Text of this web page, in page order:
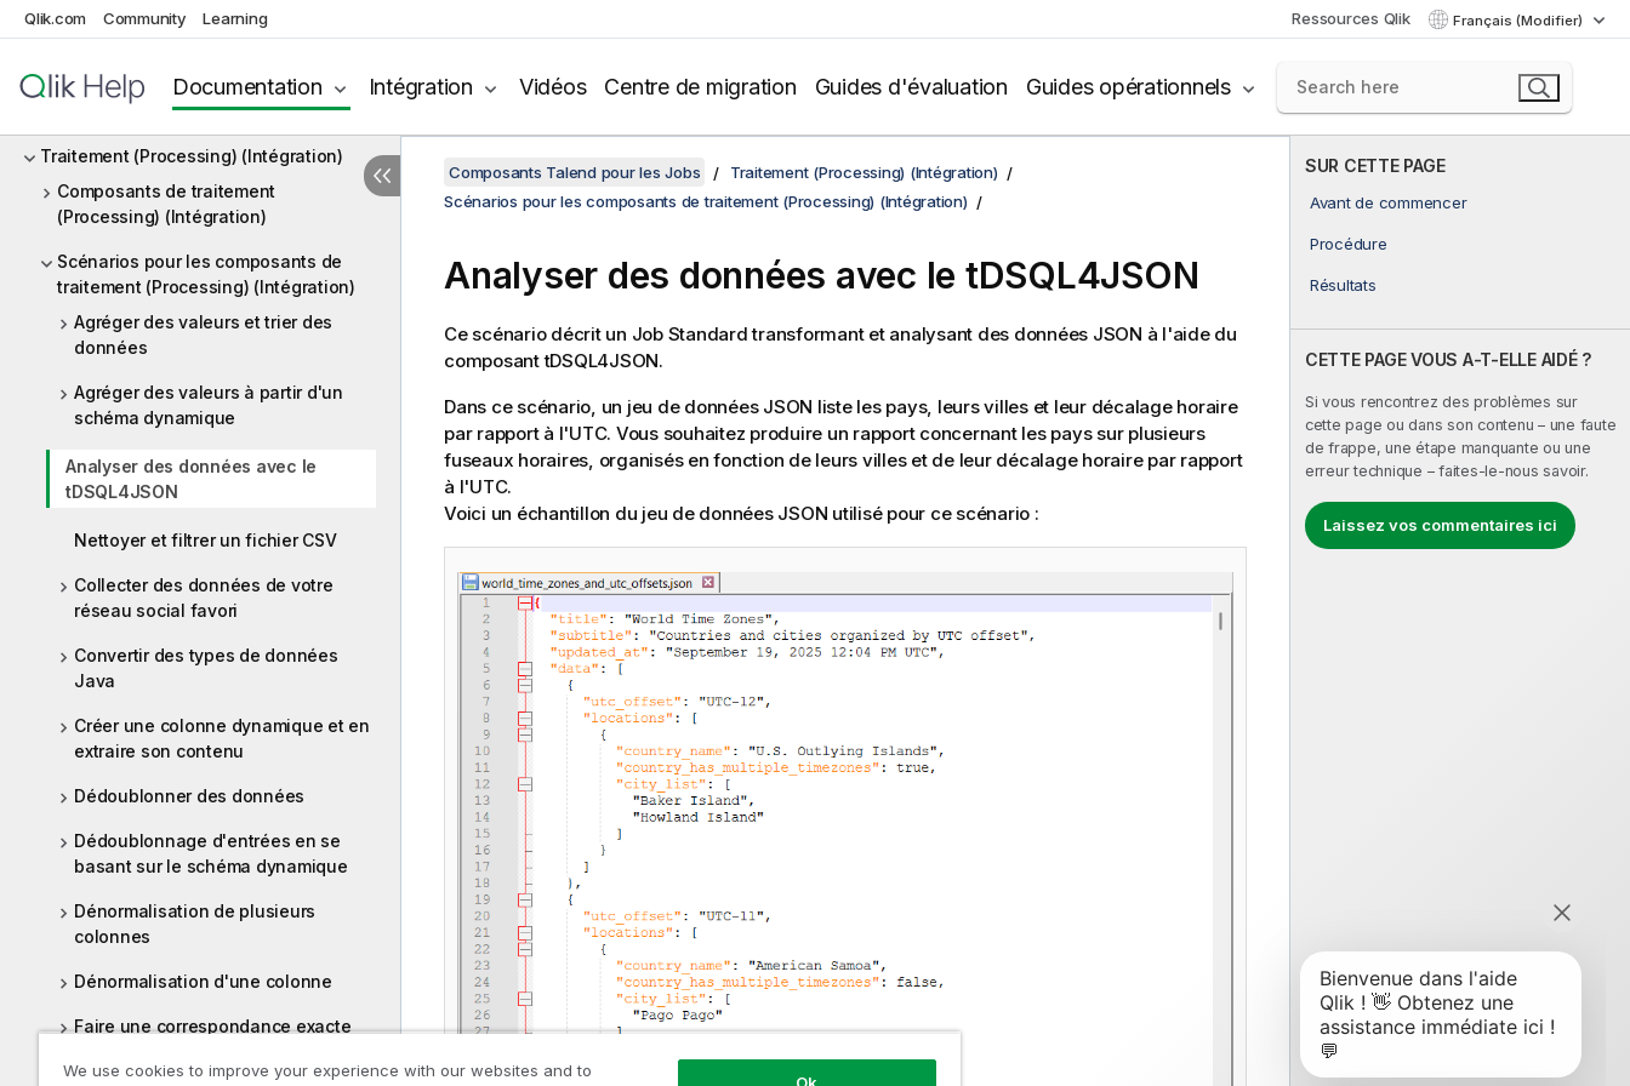
Qlik.com Community Learning Ressources Qlik Français (Modifier)
Documentation Intégration Vidéos Centre de migration Guides d'évaluation Guides opérationnels
POP
PostgreSQL
Traitement (Processing) (Intégration)
Composants de traitement
(Processing) (Intégration)
Scénarios pour les composants de
traitement (Processing) (Intégration)
Agréger des valeurs et trier des
données
Agréger des valeurs à partir d'un
schéma dynamique
Analyser des données avec le
tDSQL4JSON
Nettoyer et filtrer un fichier CSV
Collecter des données de votre
réseau social favori
Convertir des types de données
Java
Créer une colonne dynamique et en
extraire son contenu
Dédoublonner des données
Dédoublonnage d'entrées en se
basant sur le schéma dynamique
Dénormalisation de plusieurs
colonnes
Dénormalisation d'une colonne
Faire une correspondance exacte
données rejetées
SUR CETTE PAGE
Avant de commencer
Procédure
Résultats
CETTE PAGE VOUS A-T-ELLE AIDÉ ?
Si vous rencontrez des problèmes sur
cette page ou dans son contenu – une faute
de frappe, une étape manquante ou une
erreur technique – faites-le-nous savoir.
Laissez vos commentaires ici
Composants Talend pour les Jobs
Traitement (Processing) (Intégration)
Scénarios pour les composants de traitement (Processing) (Intégration)
Analyser des données avec le tDSQL4JSON
Ce scénario décrit un Job Standard transformant et analysant des données JSON à l'aide du
composant tDSQL4JSON.
Dans ce scénario, un jeu de données JSON liste les pays, leurs villes et leur décalage horaire
par rapport à l'UTC. Vous souhaitez produire un rapport concernant les pays sur plusieurs
fuseaux horaires, organisés en fonction de leurs villes et de leur décalage horaire par rapport
à l'UTC.
Voici un échantillon du jeu de données JSON utilisé pour ce scénario :
We use cookies to improve your experience with our websites and to